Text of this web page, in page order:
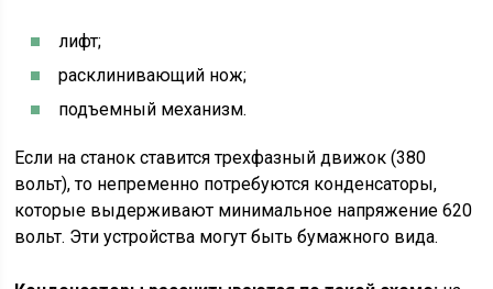
лифт;
расклинивающий нож;
подъемный механизм.
Если на станок ставится трехфазный движок (380
вольт), то непременно потребуются конденсаторы,
которые выдерживают минимальное напряжение 620
вольт. Эти устройства могут быть бумажного вида.